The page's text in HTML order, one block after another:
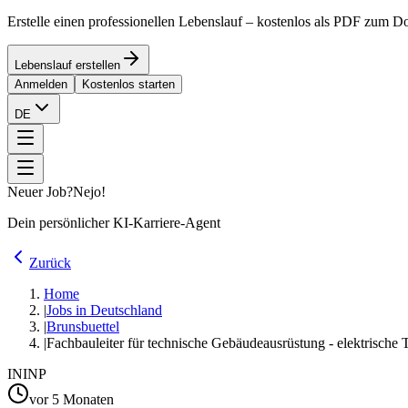
Erstelle einen professionellen Lebenslauf – kostenlos als PDF zum
Lebenslauf erstellen
Anmelden
Kostenlos starten
DE
Neuer Job?Nejo!
Dein persönlicher KI-Karriere-Agent
Zurück
Home
|Jobs in Deutschland
|Brunsbuettel
|Fachbauleiter für technische Gebäudeausrüstung - elektrische
ININP
vor 5 Monaten